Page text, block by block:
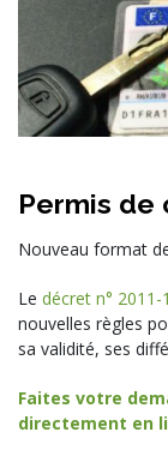
Permis de
Nouveau format
Le décret n°
nouvelles règles
sa validité, ses
Faites votre
directement en